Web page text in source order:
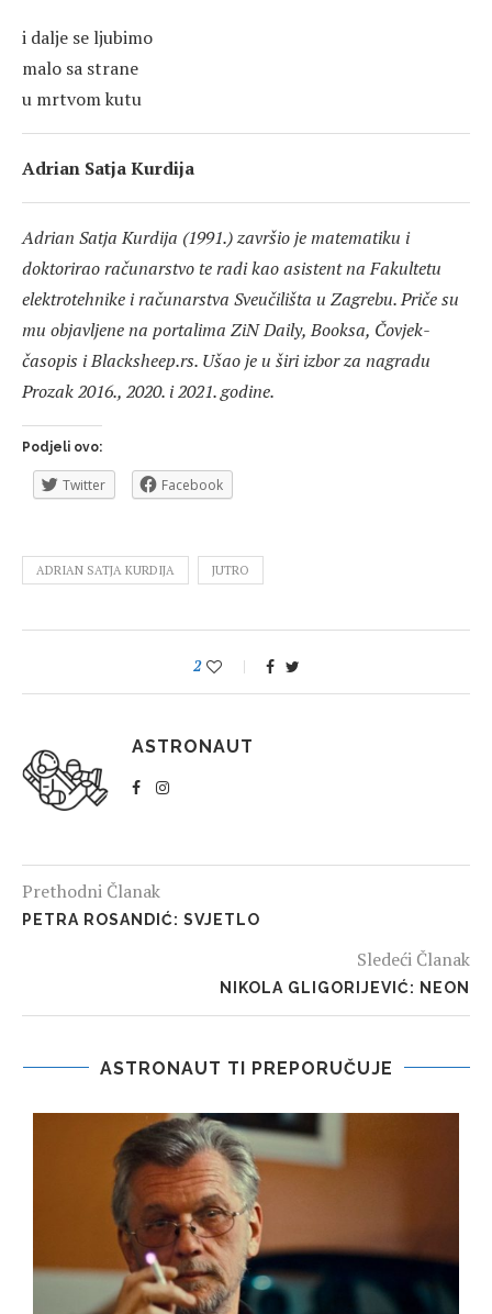
i dalje se ljubimo
malo sa strane
u mrtvom kutu
Adrian Satja Kurdija
Adrian Satja Kurdija (1991.) završio je matematiku i
doktorirao računarstvo te radi kao asistent na Fakultetu
elektrotehnike i računarstva Sveučilišta u Zagrebu. Priče su
mu objavljene na portalima ZiN Daily, Booksa, Čovjek-
časopis i Blacksheep.rs. Ušao je u širi izbor za nagradu
Prozak 2016., 2020. i 2021. godine.
Podjeli ovo:
Twitter Facebook
ADRIAN SATJA KURDIJA JUTRO
2
ASTRONAUT
Prethodni Članak
PETRA ROSANDIĆ: SVJETLO
Sledeći Članak
NIKOLA GLIGORIJEVIĆ: NEON
ASTRONAUT TI PREPORUČUJE